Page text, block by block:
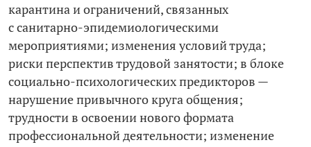
карантина и ограничений, связанных
с санитарно-­эпидемиологическими
мероприятиями; изменения условий труда;
риски перспектив трудовой занятости; в блоке
социально-­психологических предикторов —
нарушение привычного круга общения;
трудности в освоении нового формата
профессиональной деятельности; изменение